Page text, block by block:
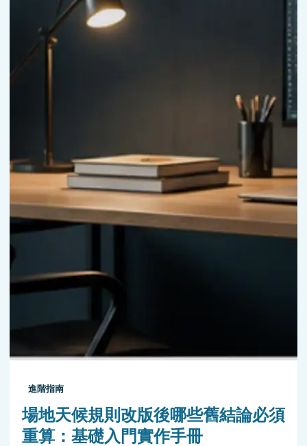
進階指南
場地天候規則改版後哪些舊結論必須
重算：基礎入門實作手冊